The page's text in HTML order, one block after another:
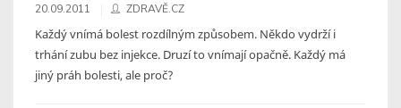
20.09.2011 ZDRAVĚ.CZ
Každý vnímá bolest rozdílným způsobem. Někdo vydrží i
trhání zubu bez injekce. Druzí to vnímají opačně. Každý má
jiný práh bolesti, ale proč?